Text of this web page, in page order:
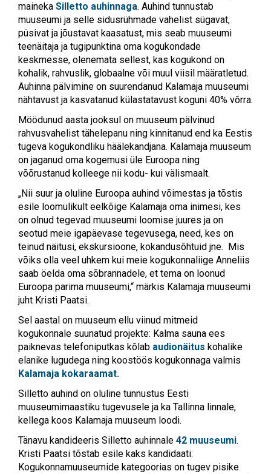
maineka Silletto auhinnaga. Auhind tunnustab
muuseumi ja selle sidusrühmade vahelist sügavat,
püsivat ja jõustavat kaasatust, mis seab muuseumi
teenäitaja ja tugipunktina oma kogukondade
keskmesse, olenemata sellest, kas kogukond on
kohalik, rahvuslik, globaalne või muul viisil määratletud.
Auhinna pälvimine on suurendanud Kalamaja muuseumi
nähtavust ja kasvatanud külastatavust koguni 40% võrra.
Möödunud aasta jooksul on muuseum pälvinud
rahvusvahelist tähelepanu ning kinnitanud end ka Eestis
tugeva kogukondliku häälekandjana. Kalamaja muuseum
on jaganud oma kogemusi üle Euroopa ning
võõrustanud kolleege nii kodu- kui välismaalt.
„Nii suur ja oluline Euroopa auhind võimestas ja tõstis
esile loomulikult eelkõige Kalamaja oma inimesi, kes
on olnud tegevad muuseumi loomise juures ja on
seotud meie igapäevase tegevusega, need, kes on
teinud näitusi, ekskursioone, kokandusõhtuid jne. Mis
võiks olla veel uhkem kui meie kogukonnaliige Anneliis
saab öelda oma sõbrannadele, et tema on loonud
Euroopa parima muuseumi,“ märkis Kalamaja muuseumi
juht Kristi Paatsi.
Sel aastal on muuseum ellu viinud mitmeid
kogukonnale suunatud projekte: Kalma sauna ees
paiknevas telefoniputkas kõlab audionäitus kohalike
elanike lugudega ning koostöös kogukonnaga valmis
Kalamaja kokaraamat.
Silletto auhind on oluline tunnustus Eesti
muuseumimaastiku tugevusele ja ka Tallinna linnale,
kellega koos Kalamaja muuseum loodi.
Tänavu kandideeris Silletto auhinnale 42 muuseumi.
Kristi Paatsi tõstab esile kaks kandidaati:
Kogukonnamuuseumide kategoorias on tugev pisike